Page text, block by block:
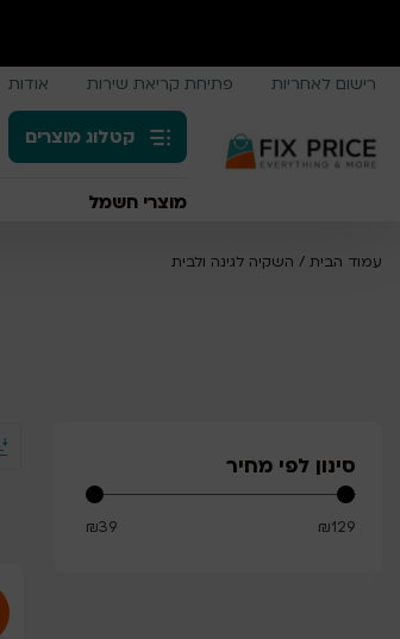
רישום לאחריות פתיחת קריאת שירות אודות
קטלוג מוצרים
מוצרי חשמל
עמוד הבית / השקיה לגינה ולבית
סינון לפי מחיר
₪129
₪39